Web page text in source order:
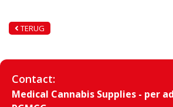
TERUG
Contact:
Medical Cannabis Supplies - per